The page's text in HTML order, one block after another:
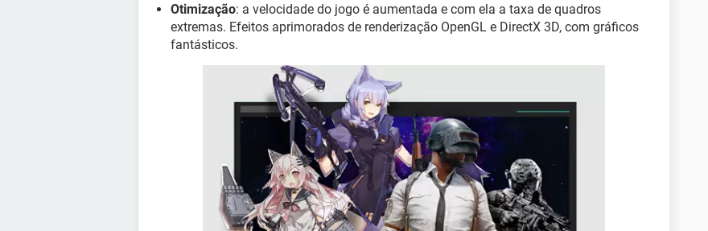
Otimização: a velocidade do jogo é aumentada e com ela a taxa de quadros
extremas. Efeitos aprimorados de renderização OpenGL e DirectX 3D, com gráficos
fantásticos.